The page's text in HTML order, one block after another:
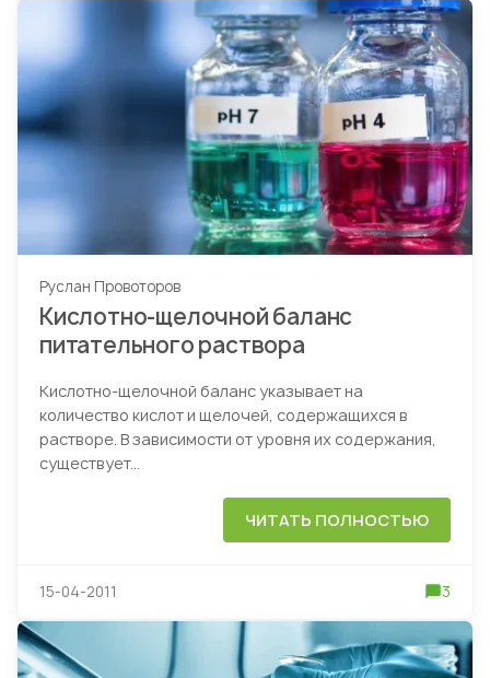
Руслан Провоторов
Кислотно-щелочной баланс
питательного раствора
Кислотно-щелочной баланс указывает на
количество кислот и щелочей, содержащихся в
растворе. В зависимости от уровня их содержания,
существует...
ЧИТАТЬ ПОЛНОСТЬЮ
15-04-2011 3